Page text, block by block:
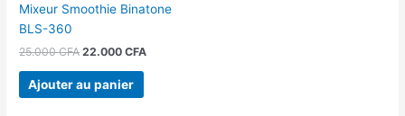
Mixeur Smoothie Binatone
BLS-360
25.000CFA 22.000CFA
Ajouter au panier